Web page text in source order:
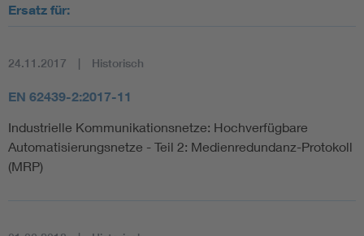
Cybersecurity in der Industrieautomatisierung
DIN VDE 0100 für sichere Elektroinstallationen
Ersatz für:
24.11.2017 Historisch
EN 62439-2:2017-11
Industrielle Kommunikationsnetze: Hochverfügbare
Automatisierungsnetze - Teil 2: Medienredundanz-Protokoll
(MRP)